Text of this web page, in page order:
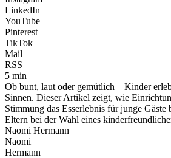
LinkedIn
YouTube
Pinterest
TikTok
Mail
RSS
5 min
Ob bunt, laut oder gemütlich – Kinder
Sinnen. Dieser Artikel zeigt, wie
Stimmung das Esserlebnis für junge
Eltern bei der Wahl eines
Naomi Hermann
Naomi
Hermann